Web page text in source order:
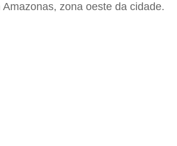
zona oeste da cidade.